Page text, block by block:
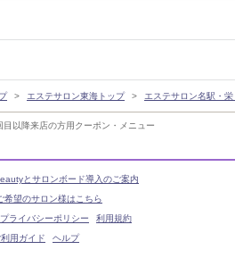
以降来店の方用クーポン・メニュー
エステサロン東海トップ エステサロン名駅・
とサロンボード導入のご案内
希望のサロン様はこちら
プライバシーポリシー
利用規約
利用ガイド
ヘルプ